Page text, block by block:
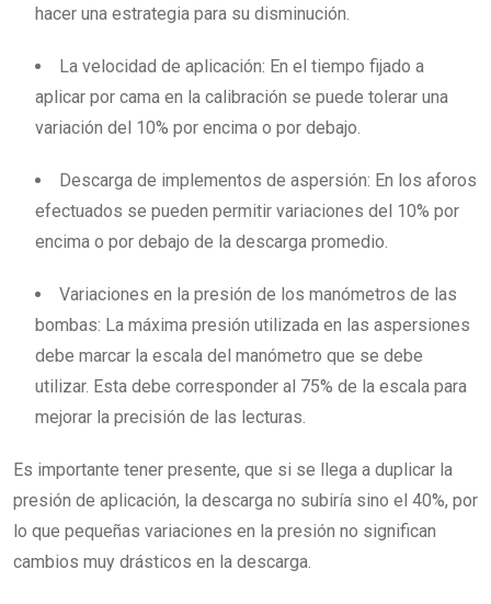
hacer una estrategia para su disminución.
La velocidad de aplicación: En el tiempo fijado a
aplicar por cama en la calibración se puede tolerar una
variación del 10% por encima o por debajo.
Descarga de implementos de aspersión: En los aforos
efectuados se pueden permitir variaciones del 10% por
encima o por debajo de la descarga promedio.
Variaciones en la presión de los manómetros de las
bombas: La máxima presión utilizada en las aspersiones
debe marcar la escala del manómetro que se debe
utilizar. Esta debe corresponder al 75% de la escala para
mejorar la precisión de las lecturas.
Es importante tener presente, que si se llega a duplicar la
presión de aplicación, la descarga no subiría sino el 40%, por
lo que pequeñas variaciones en la presión no significan
cambios muy drásticos en la descarga.